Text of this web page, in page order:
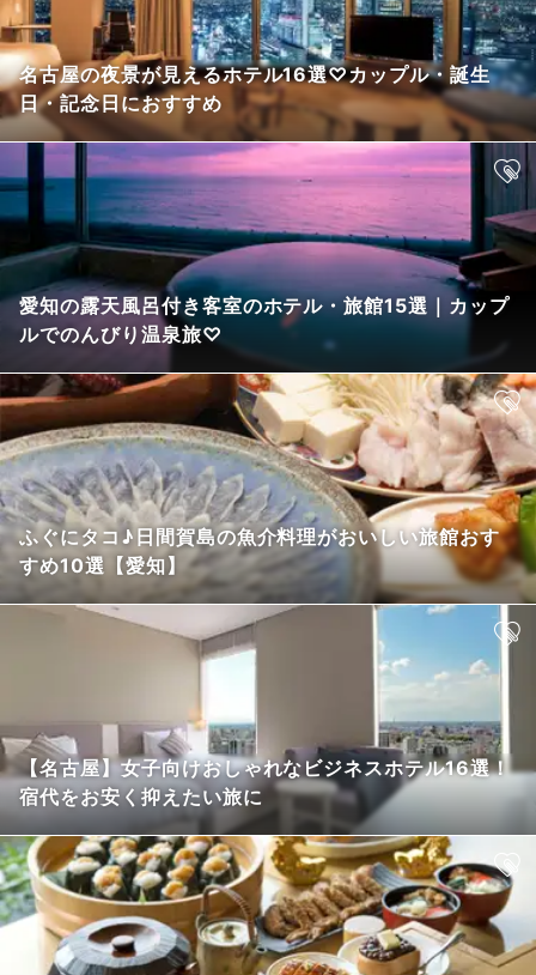
名古屋の夜景が見えるホテル16選♡カップル・誕生
日・記念日におすすめ
愛知の露天風呂付き客室のホテル・旅館15選｜カップ
ルでのんびり温泉旅♡
ふぐにタコ♪日間賀島の魚介料理がおいしい旅館おす
すめ10選【愛知】
【名古屋】女子向けおしゃれなビジネスホテル16選！
宿代をお安く抑えたい旅に